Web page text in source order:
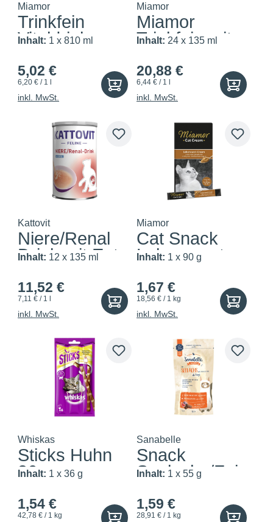
Miamor
Trinkfein
Vitaldrink
Inhalt: 1 x 810 ml
5,02 €
6,20 € / 1 l
inkl. MwSt.
Miamor
Miamor
Trinkfein mit
Inhalt: 24 x 135 ml
20,88 €
6,44 € / 1 l
inkl. MwSt.
Kattovit
Niere/Renal
Drink mit Ente
Inhalt: 12 x 135 ml
11,52 €
7,11 € / 1 l
inkl. MwSt.
Miamor
Cat Snack
Leberwurst-
Inhalt: 1 x 90 g
1,67 €
18,56 € / 1 kg
inkl. MwSt.
Whiskas
Sticks Huhn
36g
Inhalt: 1 x 36 g
1,54 €
42,78 € / 1 kg
Sanabelle
Snack
Seelachs/Feig
Inhalt: 1 x 55 g
1,59 €
28,91 € / 1 kg